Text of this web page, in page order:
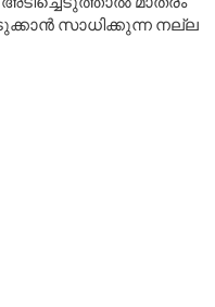
സാധിക്കുന്ന നല്ല